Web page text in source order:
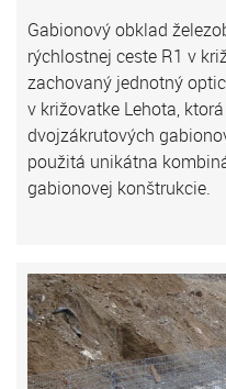
Gabionový obklad
rýchlostnej ceste R1 v
zachovaný jednotný
v križovatke Lehota,
dvojzákrutových
použitá unikátna
gabionovej konštrukcie.